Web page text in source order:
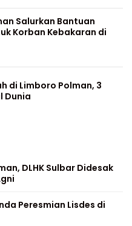
Salurkan Bantuan
Korban Kebakaran di
di Limboro Polman, 3
Dunia
DLHK Sulbar Didesak
Peresmian Lisdes di